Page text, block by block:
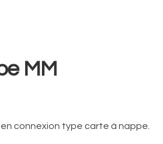
MM
connexion type carte à nappe.